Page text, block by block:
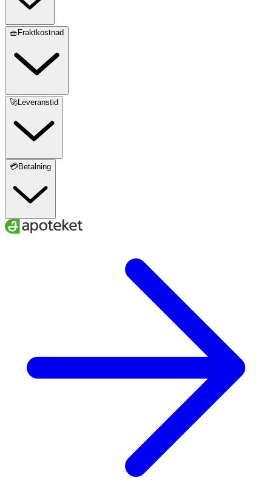
🧺Fraktkostnad
🚀Leveranstid
💳Betalning